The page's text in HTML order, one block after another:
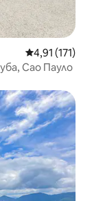
Средна
4,91 (171)
Сао Пауло